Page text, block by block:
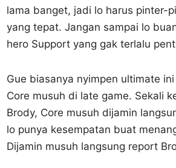
lama banget, jadi lo harus pinter-
yang tepat. Jangan sampai lo
hero Support yang gak terlalu
Gue biasanya nyimpen ultimate
Core musuh di late game. Sekali
Brody, Core musuh dijamin
lo punya kesempatan buat
Dijamin musuh langsung report